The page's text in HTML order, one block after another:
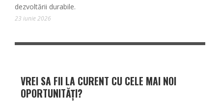
dezvoltării durabile.
23 iunie 2026
VREI SA FII LA CURENT CU CELE MAI NOI
OPORTUNITĂȚI?